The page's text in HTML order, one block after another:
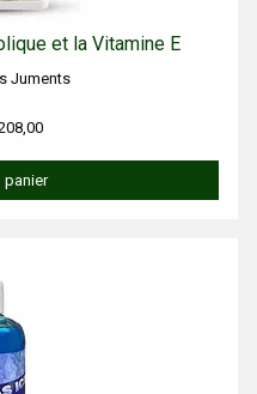
et la Vitamine E
Juments
panier